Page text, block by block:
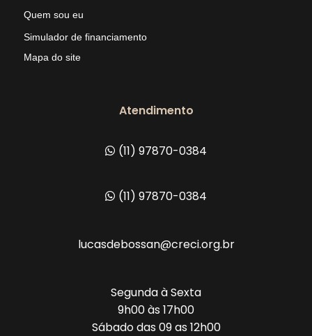
Quem sou eu
Simulador de financiamento
Mapa do site
Atendimento
(11) 97870-0384
(11) 97870-0384
lucasdebossan@creci.org.br
Segunda à Sexta
9h00 às 17h00
Sábado das 09 as 12h00